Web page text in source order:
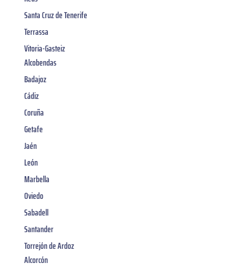
Santa Cruz de Tenerife
Terrassa
Vitoria-Gasteiz
Alcobendas
Badajoz
Cádiz
Coruña
Getafe
Jaén
León
Marbella
Oviedo
Sabadell
Santander
Torrejón de Ardoz
Alcorcón